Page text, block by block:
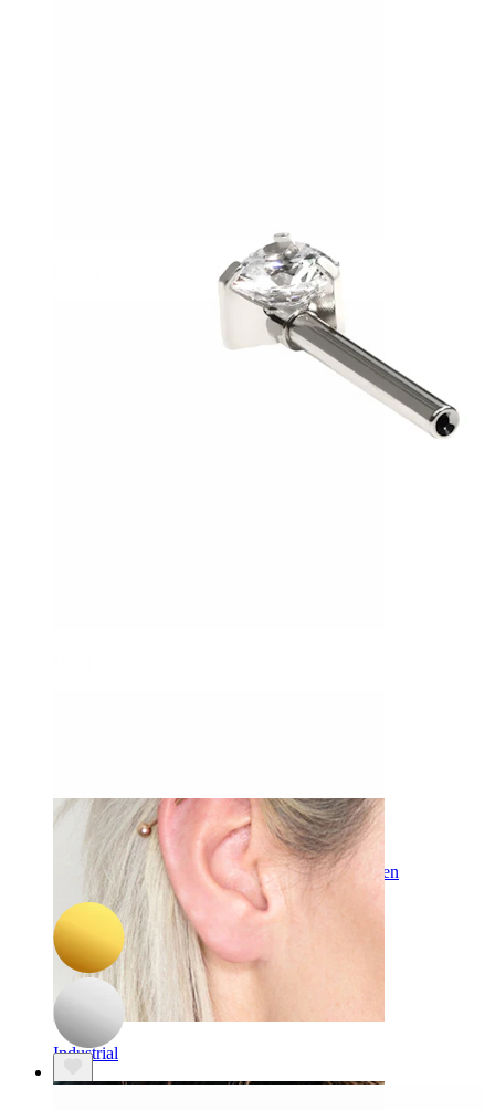
Industrial
-15%
Bodymod Premium
Titanium tepel barbell met hartvormige CZ stenen
19,90 €